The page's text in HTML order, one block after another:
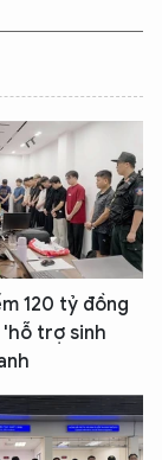
120 tỷ đồng
trợ sinh